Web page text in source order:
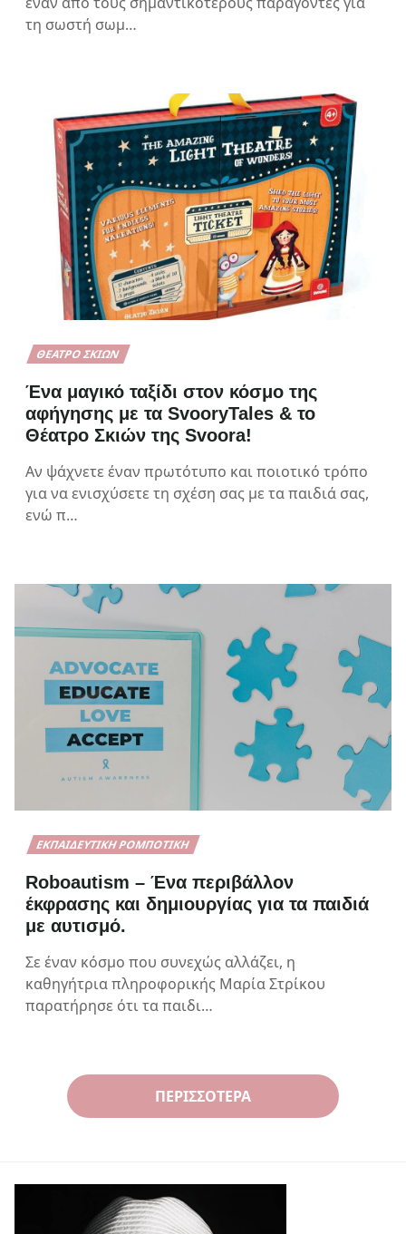
τη σωστή σωμ…
ΘΈΑΤΡΟ ΣΚΙΏΝ
Ένα μαγικό ταξίδι στον κόσμο της
αφήγησης με τα SvooryTales & το
Θέατρο Σκιών της Svoora!
Αν ψάχνετε έναν πρωτότυπο και ποιοτικό τρόπο
για να ενισχύσετε τη σχέση σας με τα παιδιά σας,
ενώ π…
ΕΚΠΑΙΔΕΥΤΙΚΉ ΡΟΜΠΟΤΙΚΉ
Roboautism – Ένα περιβάλλον
έκφρασης και δημιουργίας για τα παιδιά
με αυτισμό.
Σε έναν κόσμο που συνεχώς αλλάζει, η
καθηγήτρια πληροφορικής Μαρία Στρίκου
παρατήρησε ότι τα παιδι…
ΠΕΡΙΣΣΌΤΕΡΑ